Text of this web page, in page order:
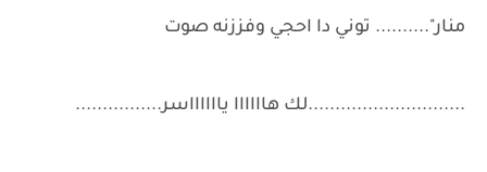
منار".......... توني دا احجي وفززنه صوت
.............................لك هاااااا يااااااسر................